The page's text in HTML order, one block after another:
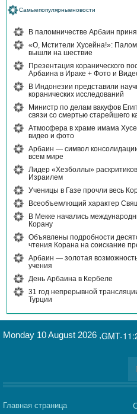
Самыепопулярныеновости
В паломничестве Арбаин
«О, Мстители Хусейна!»:
вышли на шествие
Презентация коранического
Арбаина в Ираке + Фото и
В Индонезии представили
коранических исследований
Министр по делам вакуфов
связи со смертью старейшего
Атмосфера в храме имама
видео и фото
Арбаин — символ
всем мире
Лидер «Хезболлы»
Израилем
Ученицы в Газе прочли весь
Всеобъемлющий характер
В Мекке начались
Корану
Объявлены подробности
чтения Корана на соискание
Арбаин — золотая
учения
День Арбаина в Кербеле
31 год непрерывной
Турции
GMT-
Monday 10 August 2026 ,
Главная страница